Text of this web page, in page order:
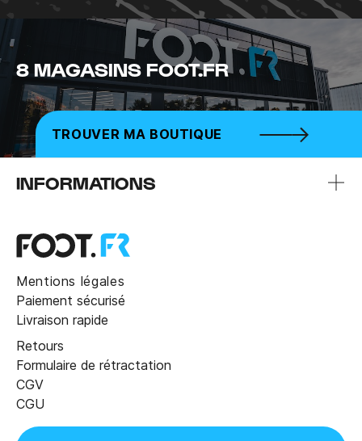
8 MAGASINS FOOT.FR
TROUVER MA BOUTIQUE
INFORMATIONS
Mentions légales
Paiement sécurisé
Livraison rapide
Retours
Formulaire de rétractation
CGV
CGU